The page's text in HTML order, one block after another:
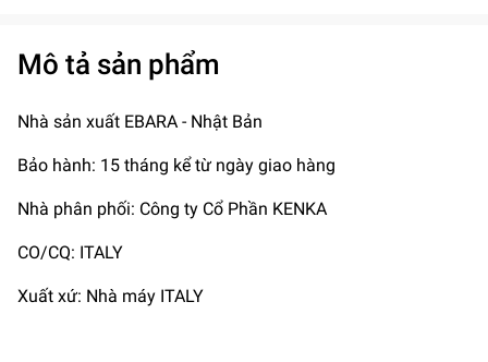
Mô tả sản phẩm
Nhà sản xuất EBARA - Nhật Bản
Bảo hành: 15 tháng kể từ ngày giao hàng
Nhà phân phối: Công ty Cổ Phần KENKA
CO/CQ: ITALY
Xuất xứ: Nhà máy ITALY